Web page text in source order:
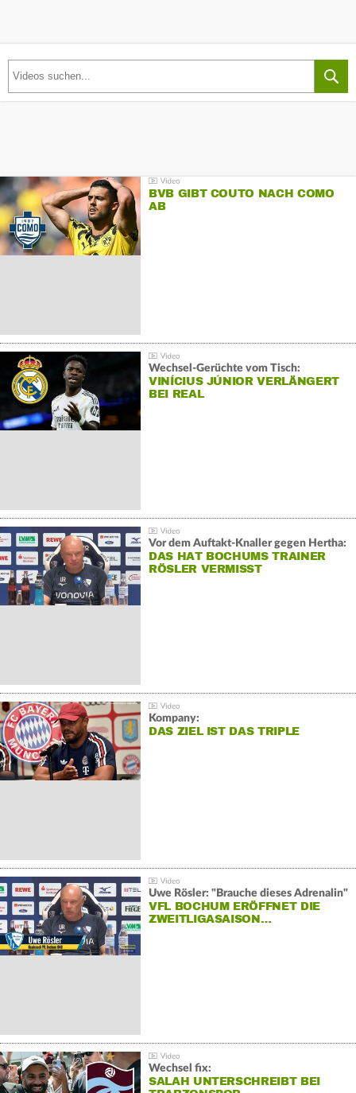
BVB GIBT COUTO NACH COMO
AB
Wechsel-Gerüchte vom Tisch:
VINÍCIUS JÚNIOR VERLÄNGERT
BEI REAL
Vor dem Auftakt-Knaller gegen Hertha:
DAS HAT BOCHUMS TRAINER
RÖSLER VERMISST
Kompany:
DAS ZIEL IST DAS TRIPLE
Uwe Rösler: "Brauche dieses Adrenalin"
VFL BOCHUM ERÖFFNET DIE
ZWEITLIGASAISON…
Wechsel fix:
SALAH UNTERSCHREIBT BEI